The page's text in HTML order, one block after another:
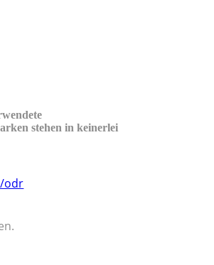
stehen in keinerlei
odr